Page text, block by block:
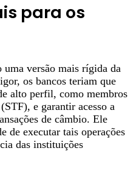
para os
versão mais rígida da
os bancos teriam que
alto perfil, como membros
e garantir acesso a
de câmbio. Ele
de executar tais operações
das instituições